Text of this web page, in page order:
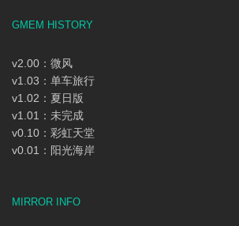
GMEM HISTORY
v2.00：微风
v1.03：单车旅行
v1.02：夏日版
v1.01：未完成
v0.10：彩虹天堂
v0.01：阳光海岸
MIRROR INFO